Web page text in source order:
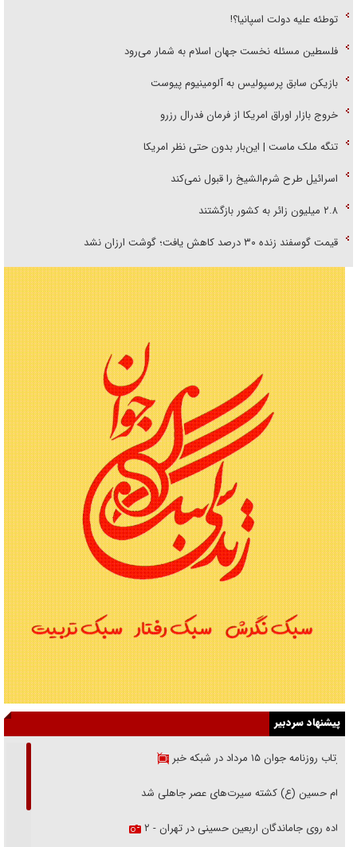
توطئه علیه دولت اسپانیا؟!
فلسطین مسئله نخست جهان اسلام به شمار می‌رود
بازیکن سابق پرسپولیس به آلومینیوم پیوست
خروج بازار اوراق امریکا از فرمان فدرال رزرو
تنگه ملک ماست | این‌بار بدون حتی نظر امریکا
اسرائیل طرح شرم‌الشیخ را قبول نمی‌کند
۲.۸ میلیون زائر به کشور بازگشتند
قیمت گوسفند زنده ۳۰ درصد کاهش یافت؛ گوشت ارزان نشد
پیشنهاد سردبیر
بازتاب روزنامه جوان ۱۵ مرداد در شبکه خبر
امام حسین (ع) کشته سیرت‌های عصر جاهلی شد
پیاده روی جاماندگان اربعین حسینی در تهران - ۲